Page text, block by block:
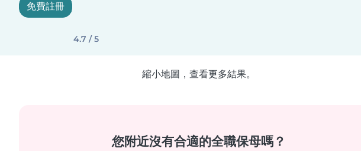
免費註冊
4.7 / 5
縮小地圖，查看更多結果。
您附近沒有合適的全職保母嗎？